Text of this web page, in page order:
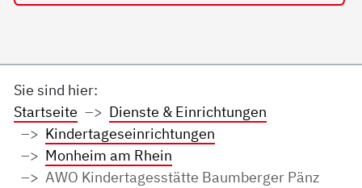
Sie sind hier:
Startseite
Dienste & Einrichtungen
Kindertageseinrichtungen
Monheim am Rhein
AWO Kindertagesstätte Baumberger Pänz